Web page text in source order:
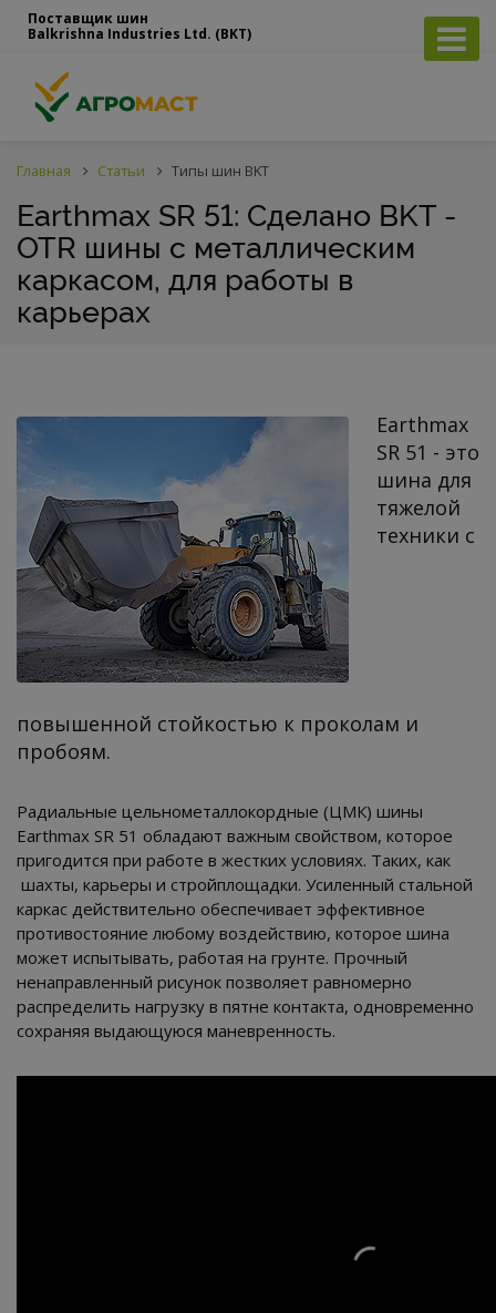
Поставщик шин
Balkrishna Industries Ltd. (BKT)
Главная Статьи Типы шин BKT
Earthmax SR 51: Сделано BKT -
OTR шины с металлическим
каркасом, для работы в
карьерах
Earthmax
SR 51 - это
шина для
тяжелой
техники с
повышенной стойкостью к проколам и
пробоям.
Радиальные цельнометаллокордные (ЦМК) шины
Earthmax SR 51 обладают важным свойством, которое
пригодится при работе в жестких условиях. Таких, как
шахты, карьеры и стройплощадки. Усиленный стальной
каркас действительно обеспечивает эффективное
противостояние любому воздействию, которое шина
может испытывать, работая на грунте. Прочный
ненаправленный рисунок позволяет равномерно
распределить нагрузку в пятне контакта, одновременно
сохраняя выдающуюся маневренность.